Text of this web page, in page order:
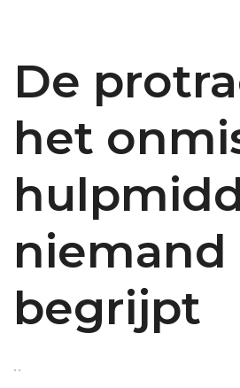
De
het
niemand
begrijpt